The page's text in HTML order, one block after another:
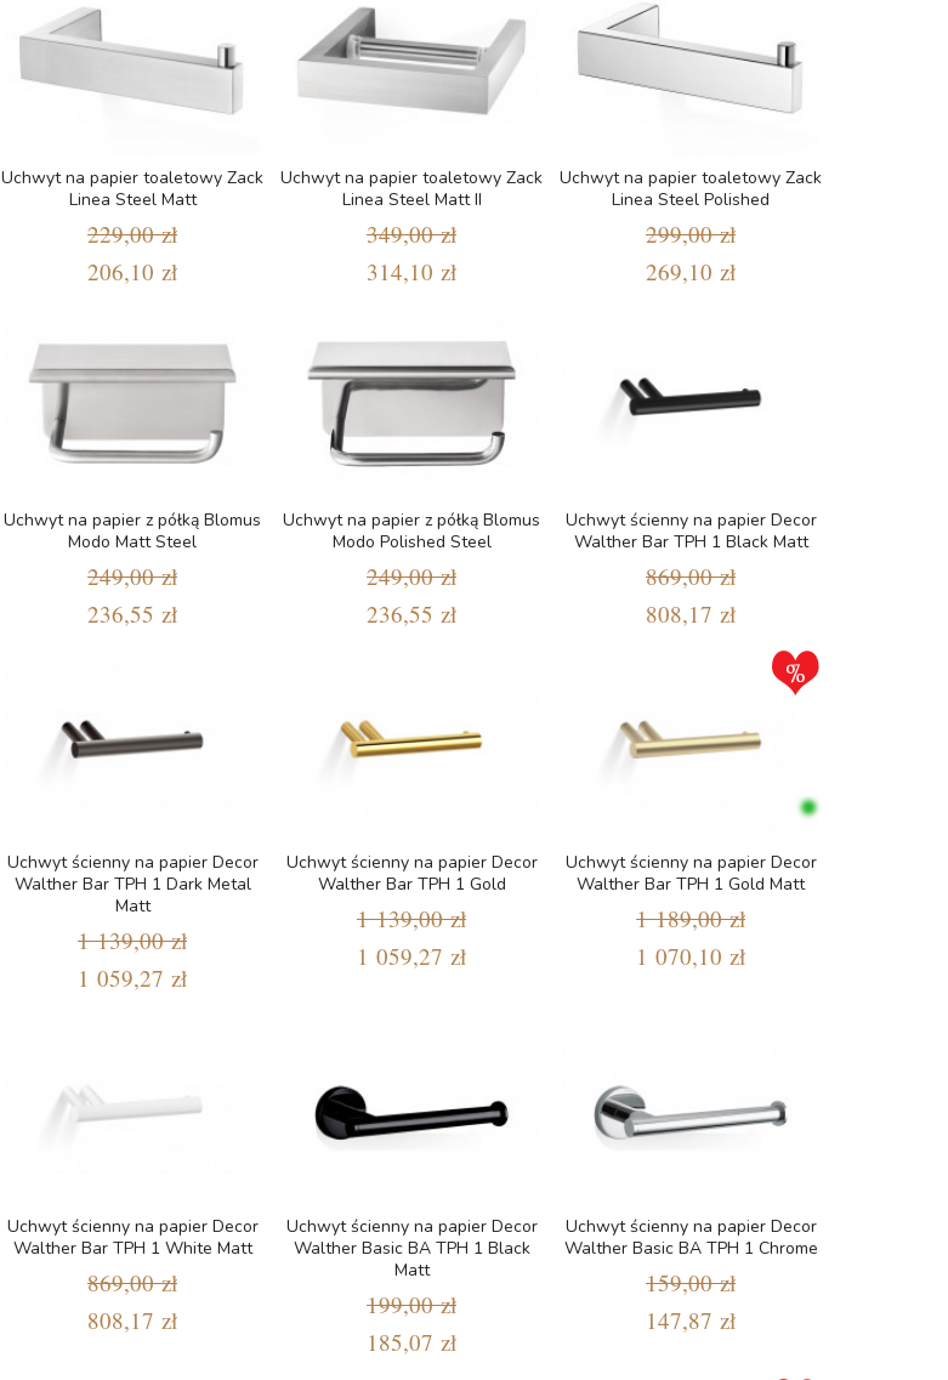
Uchwyt na papier toaletowy Zack
Linea Steel Matt
229,00 zł
206,10 zł
Uchwyt na papier toaletowy Zack
Linea Steel Matt II
349,00 zł
314,10 zł
Uchwyt na papier toaletowy Zack
Linea Steel Polished
299,00 zł
269,10 zł
Uchwyt na papier z półką Blomus
Modo Matt Steel
249,00 zł
236,55 zł
Uchwyt na papier z półką Blomus
Modo Polished Steel
249,00 zł
236,55 zł
Uchwyt ścienny na papier Decor
Walther Bar TPH 1 Black Matt
869,00 zł
808,17 zł
Uchwyt ścienny na papier Decor
Walther Bar TPH 1 Dark Metal
Matt
1 139,00 zł
1 059,27 zł
Uchwyt ścienny na papier Decor
Walther Bar TPH 1 Gold
1 139,00 zł
1 059,27 zł
Uchwyt ścienny na papier Decor
Walther Bar TPH 1 Gold Matt
1 189,00 zł
1 070,10 zł
Uchwyt ścienny na papier Decor
Walther Bar TPH 1 White Matt
869,00 zł
808,17 zł
Uchwyt ścienny na papier Decor
Walther Basic BA TPH 1 Black
Matt
199,00 zł
185,07 zł
Uchwyt ścienny na papier Decor
Walther Basic BA TPH 1 Chrome
159,00 zł
147,87 zł